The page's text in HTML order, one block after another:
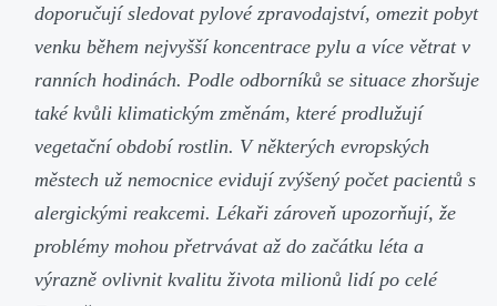
doporučují sledovat pylové zpravodajství, omezit pobyt
venku během nejvyšší koncentrace pylu a více větrat v
ranních hodinách. Podle odborníků se situace zhoršuje
také kvůli klimatickým změnám, které prodlužují
vegetační období rostlin. V některých evropských
městech už nemocnice evidují zvýšený počet pacientů s
alergickými reakcemi. Lékaři zároveň upozorňují, že
problémy mohou přetrvávat až do začátku léta a
výrazně ovlivnit kvalitu života milionů lidí po celé